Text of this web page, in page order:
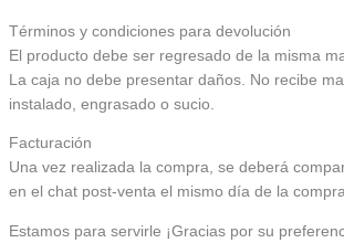
Términos y condiciones para devolución
El producto debe ser regresado de la misma
La caja no debe presentar daños. No recibe
instalado, engrasado o sucio.
Facturación
Una vez realizada la compra, se deberá
en el chat post-venta el mismo día de la
Estamos para servirle ¡Gracias por su